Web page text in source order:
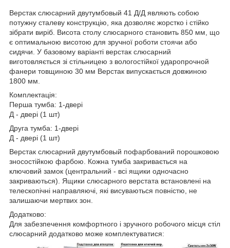
Верстак слюсарний двутумбовый 41 Д/Д являють собою
потужну сталеву конструкцію, яка дозволяє жорстко і стійко
зібрати виріб. Висота столу слюсарного становить 850 мм, що
є оптимальною висотою для зручної роботи стоячи або
сидячи. У базовому варіанті верстак слюсарний
виготовляється зі стільницею з вологостійкої ударопрочной
фанери товщиною 30 мм Верстак випускається довжиною
1800 мм.
Комплектація:
Перша тумба: 1-двері
Д - двері (1 шт)
Друга тумба: 1-двері
Д - двері (1 шт)
Верстак слюсарний двутумбовый пофарбований порошковою
зносостійкою фарбою. Кожна тумба закривається на
ключовий замок (центральний - всі ящики одночасно
закриваються). Ящики слюсарного верстата встановлені на
телескопічні направляючі, які висуваються повністю, не
залишаючи мертвих зон.
Додатково:
Для забезпечення комфортного і зручного робочого місця стіл
слюсарний додатково може комплектуватися: